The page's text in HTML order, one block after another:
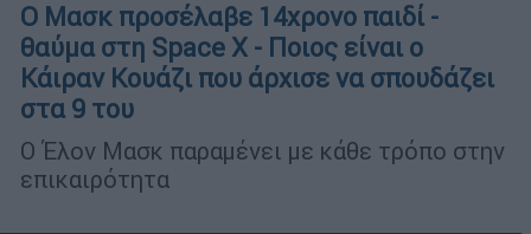
Ο Μασκ προσέλαβε 14χρονο παιδί -
θαύμα στη Space X - Ποιος είναι ο
Κάιραν Κουάζι που άρχισε να σπουδάζει
στα 9 του
Ο Έλον Μασκ παραμένει με κάθε τρόπο στην
επικαιρότητα